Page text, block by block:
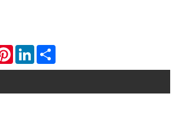
PinterestLinkedIn